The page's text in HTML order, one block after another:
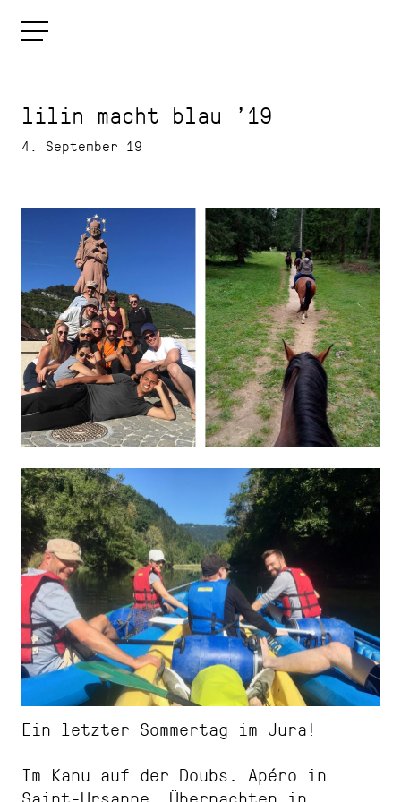
lilin macht blau ’19
4. September 19
Ein letzter Sommertag im Jura!
Im Kanu auf der Doubs. Apéro in